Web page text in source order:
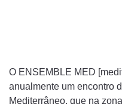
O ENSEMBLE MED
anualmente um encontro
Mediterrâneo, que na